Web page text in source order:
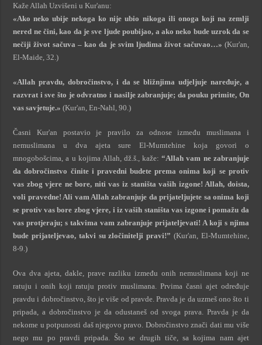
Kaže Allah Uzvišeni u Kur'anu:
«Ako neko ubije nekoga ko nije ubio nikoga ili onoga koji na zemlji
nered ne čini, kao da je sve ljude poubijao, a ako neko bude uzrok da se
nečiji život sačuva – kao da je svim ljudima život sačuvao…» (Kur'an,
El-Maide, 32.)
«Allah pravdu, dobročinstvo, i da se bližnjima udjeljuje naređuje, a
razvrat i sve što je odvratno i nasilje zabranjuje; da pouku primite, On
vas savjetuje.» (Kur'an, En-Nahl, 90.)
Časni Kur'an postavio je pravilo za odnose između muslimana i
nemuslimana u dva ajeta sure El-Mumtehine koja govori o
mnogobošcima, a u kojima Allah, dž.š., kaže:“Allah vam ne zabranjuje
da dobročinstvo činite i pravedni budete prema onima koji se protiv
vas zbog vjere ne bore, niti vas iz staništa vaših izgone! Allah, doista,
voli pravedne! Ali vam Allah zabranjuje da prijateljujete sa onima koji
se protiv vas bore zbog vjere, i iz vaših staništa vas izgone i pomažu da
vas protjeraju; s takvima vam zabranjuje prijateljevati! A koji s njima
bude prijateljevao, takvi su zločinitelji pravi!” (Kur'an, El-Mumtehine,
8-9.)
Ova dva ajeta, dakle, prave razliku između onih nemuslimana koji ne
ratuju i onih koji ratuju protiv muslimana. Prvima časni ajet određuje
pravdu i dobročinstvo, što je više od pravde. Pravda je da uzmeš ono što ti
pripada, a dobročinstvo je da odustaneš od svoga prava. Pravda je da
nekome u potpunosti daš njegovo pravo. Dobročinstvo znači dati mu više
nego mu po pravdi pripada. Što se drugih tiče, sa kojima nam ajet